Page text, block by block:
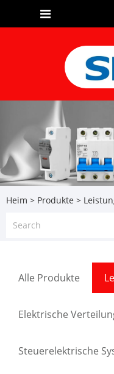
Heim > Produkte >
Alle Produkte
Elektrische
Steuerelektrische